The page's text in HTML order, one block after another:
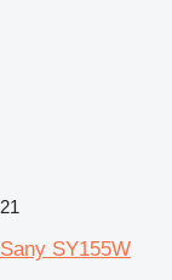
21
Sany SY155W